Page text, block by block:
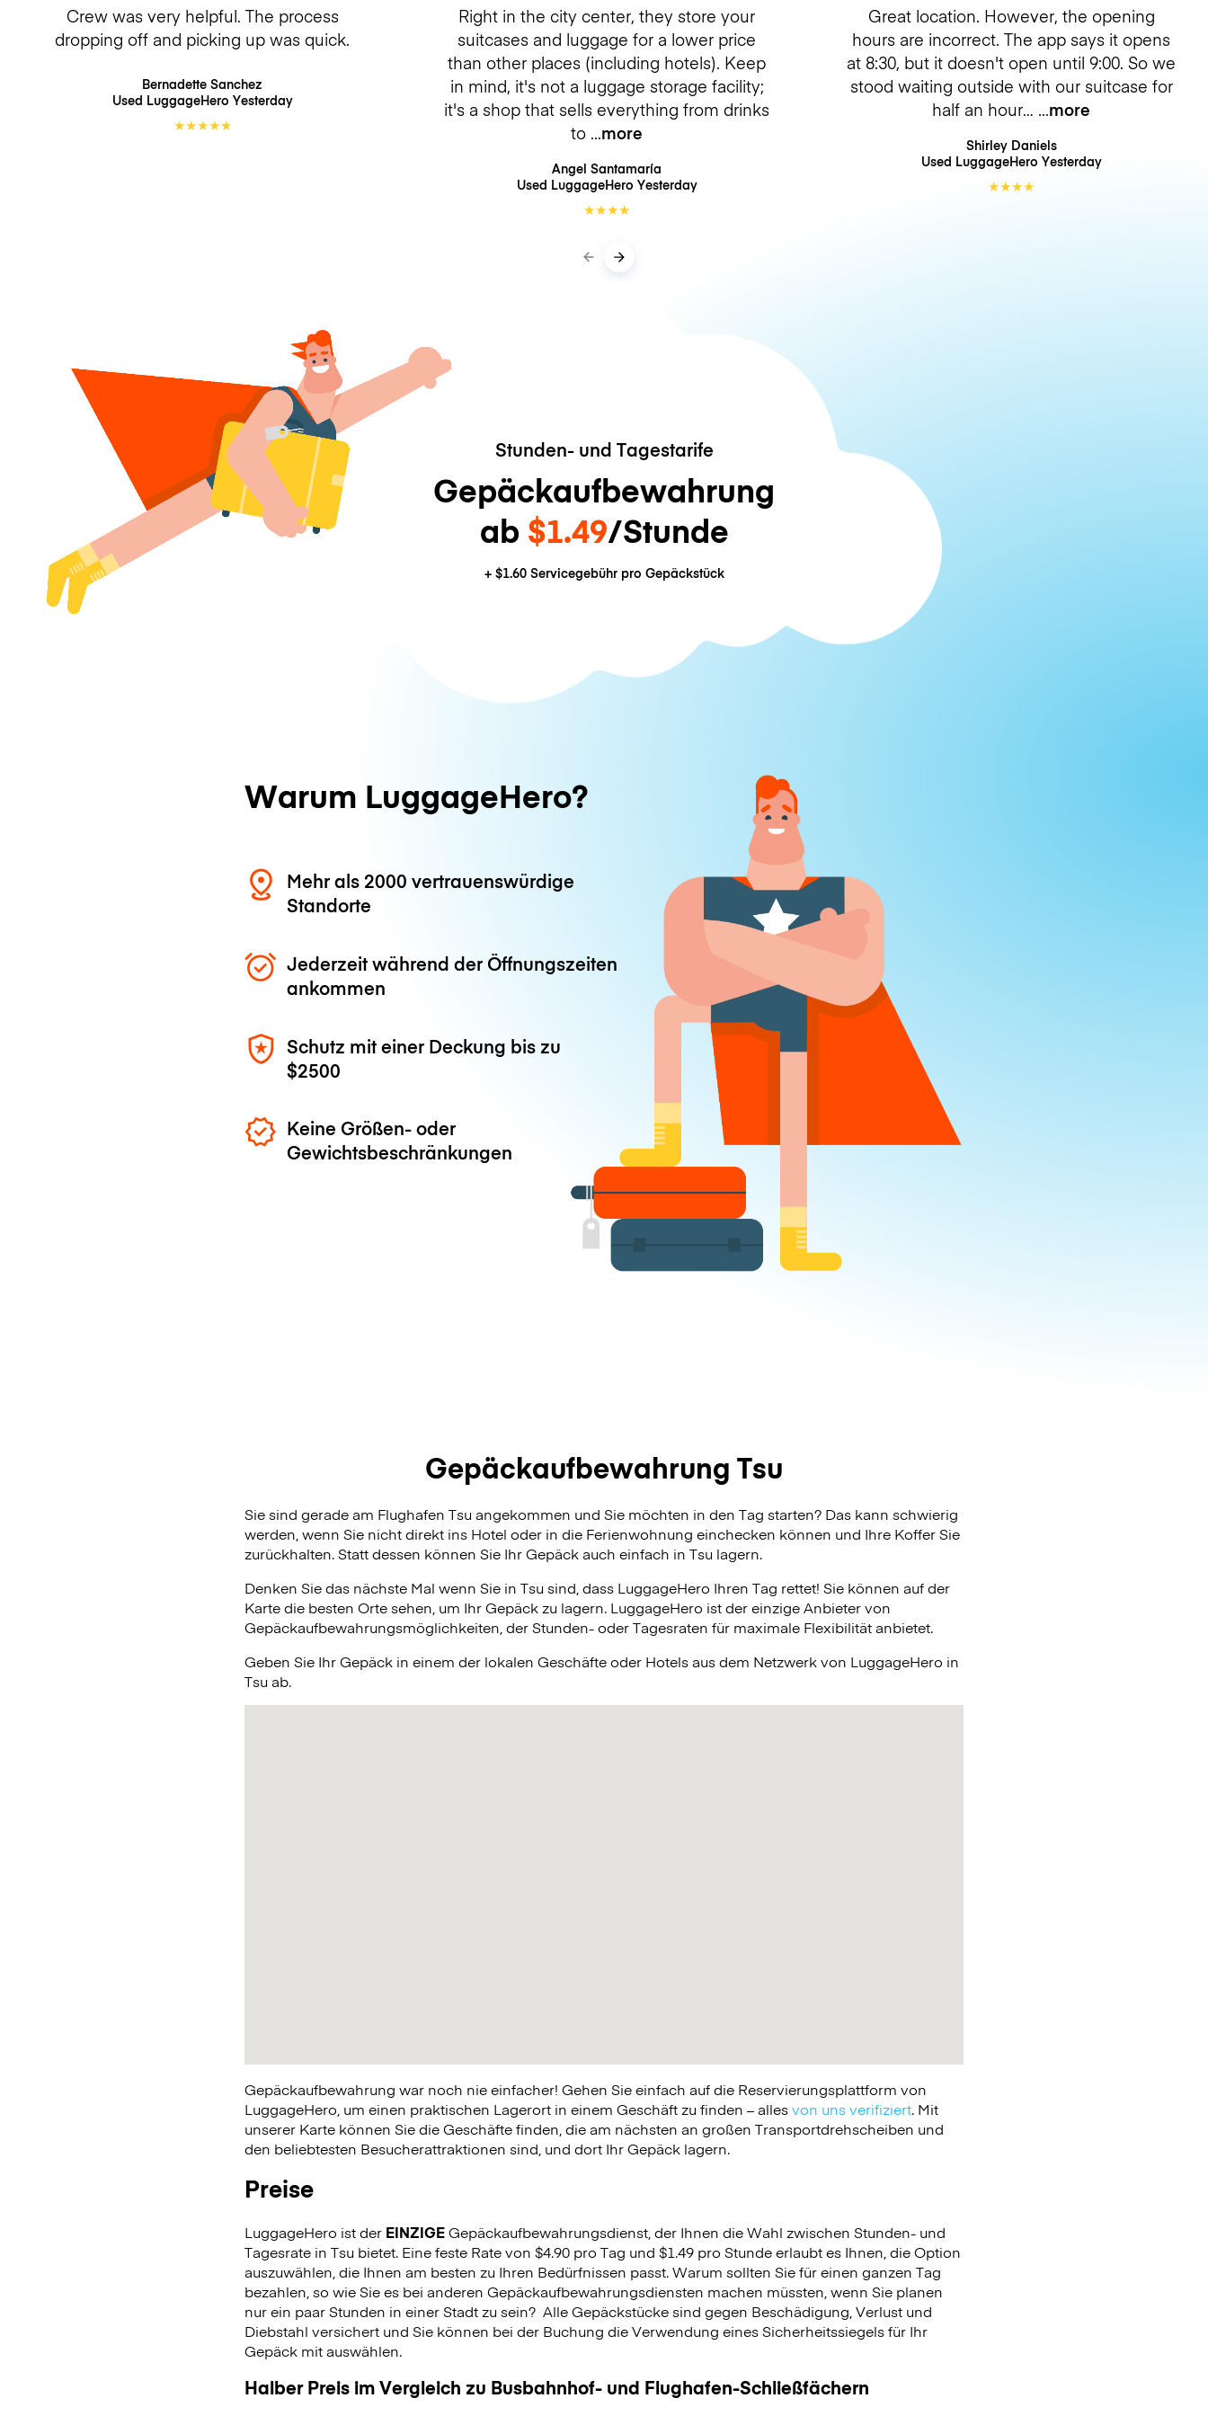
Crew was very helpful. The process
dropping off and picking up was quick.
Bernadette Sanchez
Used LuggageHero Yesterday
★★★★★
Right in the city center, they store your
suitcases and luggage for a lower price
than other places (including hotels). Keep
in mind, it's not a luggage storage facility;
it's a shop that sells everything from drinks
to
more
Angel Santamaría
Used LuggageHero Yesterday
★★★★
Great location. However, the opening
hours are incorrect. The app says it opens
at 8:30, but it doesn't open until 9:00. So we
stood waiting outside with our suitcase for
half an hour…
more
Shirley Daniels
Used LuggageHero Yesterday
★★★★
Stunden- und Tagestarife
Gepäckaufbewahrung
ab $1.49/Stunde
+ $1.60Servicegebühr pro Gepäckstück
Warum LuggageHero?
Mehr als 2000 vertrauenswürdige
Standorte
Jederzeit während der Öffnungszeiten
ankommen
Schutz mit einer Deckung bis zu
$2500
Keine Größen- oder
Gewichtsbeschränkungen
Gepäckaufbewahrung Tsu
Sie sind gerade am Flughafen Tsu angekommen und Sie möchten in den Tag starten? Das kann schwierig
werden, wenn Sie nicht direkt ins Hotel oder in die Ferienwohnung einchecken können und Ihre Koffer Sie
zurückhalten. Statt dessen können Sie Ihr Gepäck auch einfach in Tsu lagern.
Denken Sie das nächste Mal wenn Sie in Tsu sind, dass LuggageHero Ihren Tag rettet! Sie können auf der
Karte die besten Orte sehen, um Ihr Gepäck zu lagern. LuggageHero ist der einzige Anbieter von
Gepäckaufbewahrungsmöglichkeiten, der Stunden- oder Tagesraten für maximale Flexibilität anbietet.
Geben Sie Ihr Gepäck in einem der lokalen Geschäfte oder Hotels aus dem Netzwerk von LuggageHero in
Tsu ab.
Gepäckaufbewahrung war noch nie einfacher! Gehen Sie einfach auf die Reservierungsplattform von
LuggageHero, um einen praktischen Lagerort in einem Geschäft zu finden – allesvon uns verifiziert. Mit
unserer Karte können Sie die Geschäfte finden, die am nächsten an großen Transportdrehscheiben und
den beliebtesten Besucherattraktionen sind, und dort Ihr Gepäck lagern.
Preise
LuggageHero ist der EINZIGEGepäckaufbewahrungsdienst, der Ihnen die Wahl zwischen Stunden- und
Tagesrate in Tsu bietet. Eine feste Rate von $4.90 pro Tag und $1.49 pro Stunde erlaubt es Ihnen, die Option
auszuwählen, die Ihnen am besten zu Ihren Bedürfnissen passt. Warum sollten Sie für einen ganzen Tag
bezahlen, so wie Sie es bei anderen Gepäckaufbewahrungsdiensten machen müssten, wenn Sie planen
nur ein paar Stunden in einer Stadt zu sein? Alle Gepäckstücke sind gegen Beschädigung, Verlust und
Diebstahl versichert und Sie können bei der Buchung die Verwendung eines Sicherheitssiegels für Ihr
Gepäck mit auswählen.
Halber Preis im Vergleich zu Busbahnhof- und Flughafen-Schließfächern